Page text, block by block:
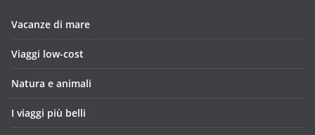
Vacanze di mare
Viaggi low-cost
Natura e animali
I viaggi più belli